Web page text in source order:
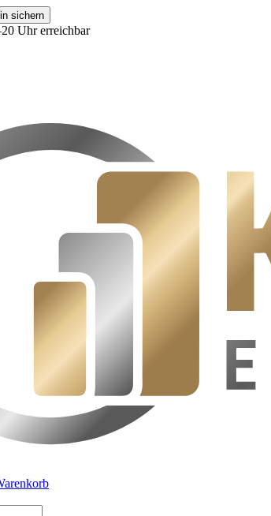
sichern
Uhr erreichbar